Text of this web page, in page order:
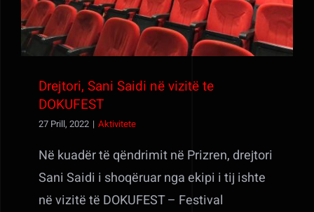
Drejtori, Sani Saidi në vizitë te
DOKUFEST
27 Prill, 2022 | Aktivitete
Në kuadër të qëndrimit në Prizren, drejtori
Sani Saidi i shoqëruar nga ekipi i tij ishte
në vizitë të DOKUFEST – Festival